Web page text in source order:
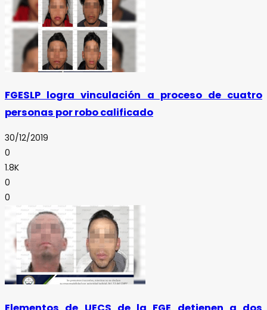
FGESLP logra vinculación a proceso de cuatro
personas por robo calificado
30/12/2019
0
1.8K
0
0